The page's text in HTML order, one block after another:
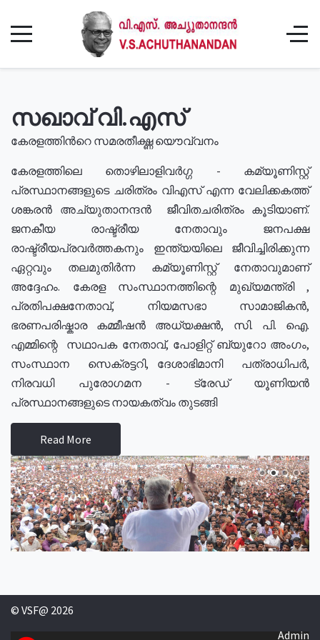
സഖാവ് വി.എസ്
കേരളത്തിൻറെ സമരതീക്ഷ്ണ യൌവ്വനം
കേരളത്തിലെ തൊഴിലാളിവർഗ്ഗ - കമ്യൂണിസ്റ്റ്
പ്രസ്ഥാനങ്ങളുടെ ചരിത്രം വിഎസ് എന്ന വേലിക്കകത്ത്
ശങ്കരൻ അച്യുതാനന്ദൻ ജീവിതചരിത്രം കൂടിയാണ്.
ജനകീയ രാഷ്ട്രീയ നേതാവും ജനപക്ഷ
രാഷ്ട്രീയപ്രവർത്തകനും ഇന്ത്യയിലെ ജീവിച്ചിരിക്കുന്ന
ഏറ്റവും തലമുതിർന്ന കമ്യൂണിസ്റ്റ് നേതാവുമാണ്
അദ്ദേഹം. കേരള സംസ്ഥാനത്തിന്റെ മുഖ്യമന്ത്രി ,
പ്രതിപക്ഷനേതാവ്, നിയമസഭാ സാമാജികൻ,
ഭരണപരിഷ്കാര കമ്മീഷൻ അധ്യക്ഷൻ, സി. പി. ഐ.
എമ്മിന്റെ സഥാപക നേതാവ്, പോളിറ്റ് ബ്യുറോ അംഗം,
സംസ്ഥാന സെക്രട്ടറി, ദേശാഭിമാനി പത്രാധിപർ,
നിരവധി പുരോഗമന - ട്രേഡ് യൂണിയൻ
പ്രസ്ഥാനങ്ങളുടെ നായകത്വം തുടങ്ങി
Read More
© VSF@ 2026
Admin